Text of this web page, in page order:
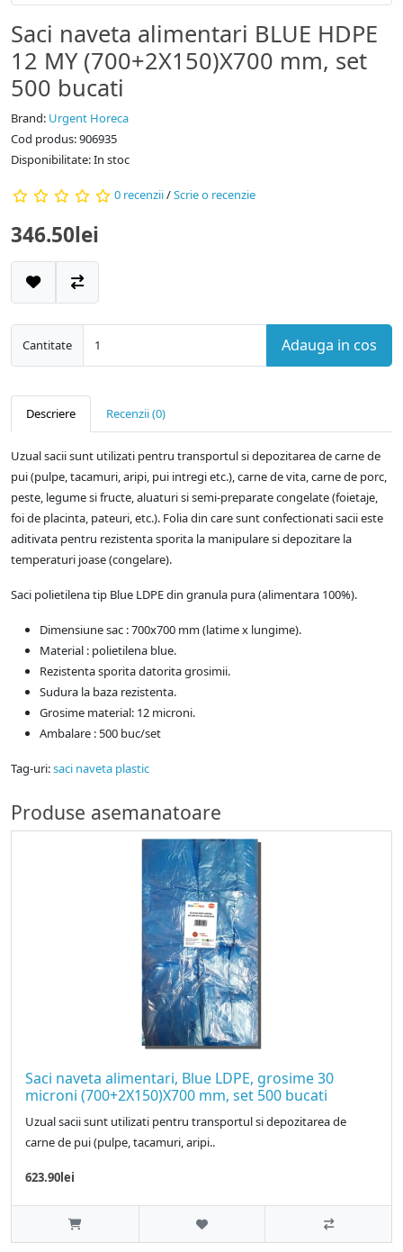
Saci naveta alimentari BLUE HDPE
12 MY (700+2X150)X700 mm, set
500 bucati
Brand: Urgent Horeca
Cod produs: 906935
Disponibilitate: In stoc
0 recenzii/Scrie o recenzie
346.50lei
Cantitate Adauga in cos
Descriere Recenzii (0)
Uzual sacii sunt utilizati pentru transportul si depozitarea de carne de
pui (pulpe, tacamuri, aripi, pui intregi etc.), carne de vita, carne de porc,
peste, legume si fructe, aluaturi si semi-preparate congelate (foietaje,
foi de placinta, pateuri, etc.). Folia din care sunt confectionati sacii este
aditivata pentru rezistenta sporita la manipulare si depozitare la
temperaturi joase (congelare).
Saci polietilena tip Blue LDPE din granula pura (alimentara 100%).
Dimensiune sac : 700x700 mm (latime x lungime).
Material : polietilena blue.
Rezistenta sporita datorita grosimii.
Sudura la baza rezistenta.
Grosime material: 12 microni.
Ambalare : 500 buc/set
Tag-uri:saci naveta plastic
Produse asemanatoare
Saci naveta alimentari, Blue LDPE, grosime 30
microni (700+2X150)X700 mm, set 500 bucati
Uzual sacii sunt utilizati pentru transportul si depozitarea de
carne de pui (pulpe, tacamuri, aripi..
623.90lei